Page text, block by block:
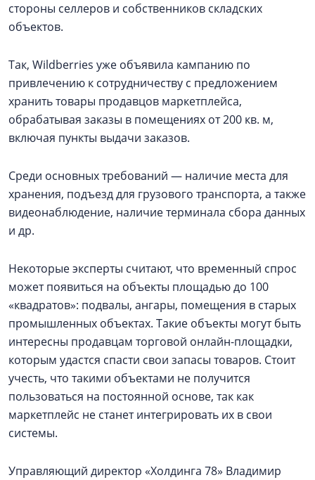
стороны селлеров и собственников складских
объектов.
Так, Wildberries уже объявила кампанию по
привлечению к сотрудничеству с предложением
хранить товары продавцов маркетплейса,
обрабатывая заказы в помещениях от 200 кв. м,
включая пункты выдачи заказов.
Среди основных требований — наличие места для
хранения, подъезд для грузового транспорта, а также
видеонаблюдение, наличие терминала сбора данных
и др.
Некоторые эксперты считают, что временный спрос
может появиться на объекты площадью до 100
«квадратов»: подвалы, ангары, помещения в старых
промышленных объектах. Такие объекты могут быть
интересны продавцам торговой онлайн-площадки,
которым удастся спасти свои запасы товаров. Стоит
учесть, что такими объектами не получится
пользоваться на постоянной основе, так как
маркетплейс не станет интегрировать их в свои
системы.
Управляющий директор «Холдинга 78» Владимир